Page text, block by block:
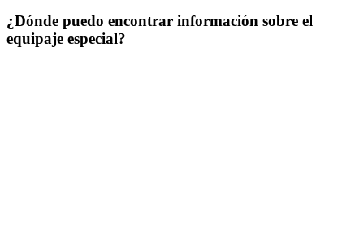
¿Dónde puedo encontrar información sobre el
equipaje especial?